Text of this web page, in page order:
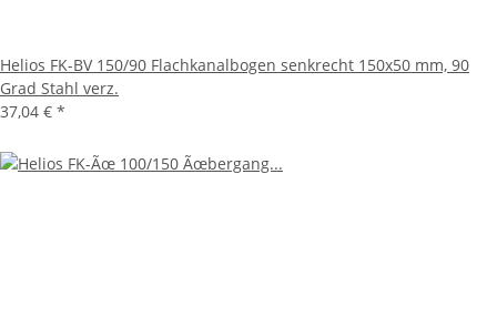
Helios FK-BV 150/90 Flachkanalbogen senkrecht 150x50 mm, 90
Grad Stahl verz.
37,04 € *